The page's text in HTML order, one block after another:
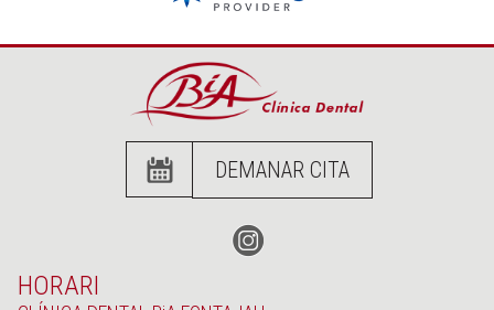
DEMANAR CITA
HORARI